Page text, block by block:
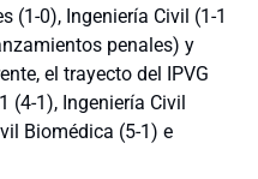
(1-0), Ingeniería Civil (1-1
penales) y
el trayecto del IPVG
(4-1), Ingeniería Civil
Biomédica (5-1) e